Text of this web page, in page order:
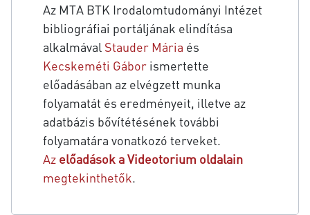
Az MTA BTK Irodalomtudományi Intézet
bibliográfiai portáljának elindítása
alkalmával Stauder Mária és
Kecskeméti Gáborismertette
előadásában az elvégzett munka
folyamatát és eredményeit, illetve az
adatbázis bővítétésének további
folyamatára vonatkozó terveket.
Az előadások a Videotorium oldalain
megtekinthetők.